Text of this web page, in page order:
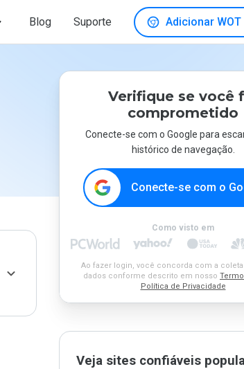
Blog Suporte Adicionar
Verifique se você
comprometido
Conecte-se com o Google para
histórico de navegação.
Conecte-se com o
Como visto em
Ao fazer login, você concorda com a
dados conforme descrito em nosso
Política de Privacidade
Veja sites confiáveis